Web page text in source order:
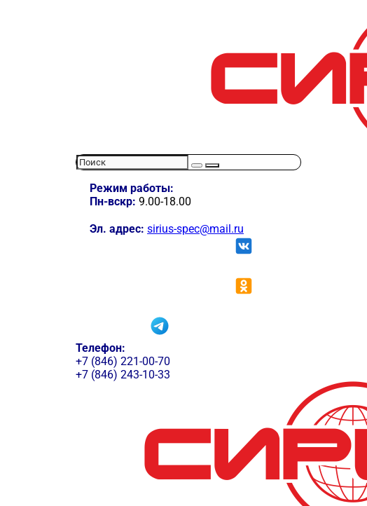
Режим работы:
Пн-вскр: 9.00-18.00
Эл. адрес: sirius-spec@mail.ru
Телефон:
+7 (846) 221-00-70
+7 (846) 243-10-33